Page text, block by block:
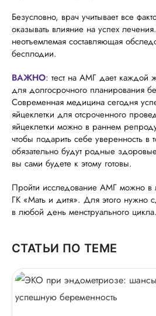
Безусловно, врач учитывает все
оказывать влияние на успех
неотъемлемая составляющая
бесплодии.
ВАЖНО: тест на АМГ дает каждой
для долгосрочного планирования
Современная медицина сегодня
яйцеклетки для отсроченного
яйцеклетки можно в раннем
чтобы подарить себе уверенность в
обязательно будут родные
вы сами будете к этому готовы.
Пройти исследование АМГ можно в
ГК «Мать и дитя». Для этого нужно
в любой день менструального цикла.
СТАТЬИ ПО ТЕМЕ